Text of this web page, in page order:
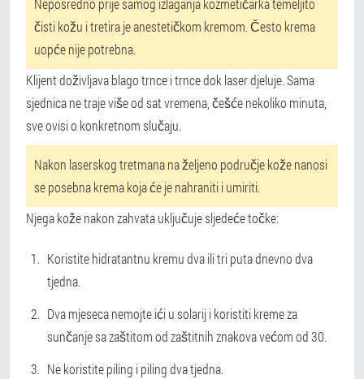
Neposredno prije samog izlaganja kozmetičarka temeljito
čisti kožu i tretira je anestetičkom kremom. Često krema
uopće nije potrebna.
Klijent doživljava blago trnce i trnce dok laser djeluje. Sama
sjednica ne traje više od sat vremena, češće nekoliko minuta,
sve ovisi o konkretnom slučaju.
Nakon laserskog tretmana na željeno područje kože nanosi
se posebna krema koja će je nahraniti i umiriti.
Njega kože nakon zahvata uključuje sljedeće točke:
Koristite hidratantnu kremu dva ili tri puta dnevno dva
tjedna.
Dva mjeseca nemojte ići u solarij i koristiti kreme za
sunčanje sa zaštitom od zaštitnih znakova većom od 30.
Ne koristite piling i piling dva tjedna.